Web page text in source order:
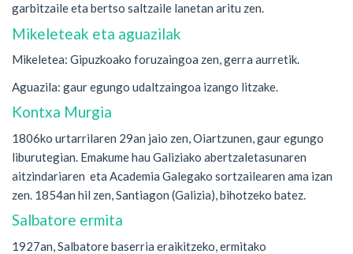
garbitzaile eta bertso saltzaile lanetan aritu zen.
Mikeleteak eta aguazilak
Mikeletea: Gipuzkoako foruzaingoa zen, gerra aurretik.
Aguazila: gaur egungo udaltzaingoa izango litzake.
Kontxa Murgia
1806ko urtarrilaren 29an jaio zen, Oiartzunen, gaur egungo
liburutegian. Emakume hau Galiziako abertzaletasunaren
aitzindariaren eta Academia Galegako sortzailearen ama izan
zen. 1854an hil zen, Santiagon (Galizia), bihotzeko batez.
Salbatore ermita
1927an, Salbatore baserria eraikitzeko, ermitako